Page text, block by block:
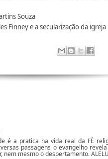
Souza
Finney e a secularização da igreja
é a pratica na vida real da FÈ
passagens o evangelho
nem mesmo o despertamento.